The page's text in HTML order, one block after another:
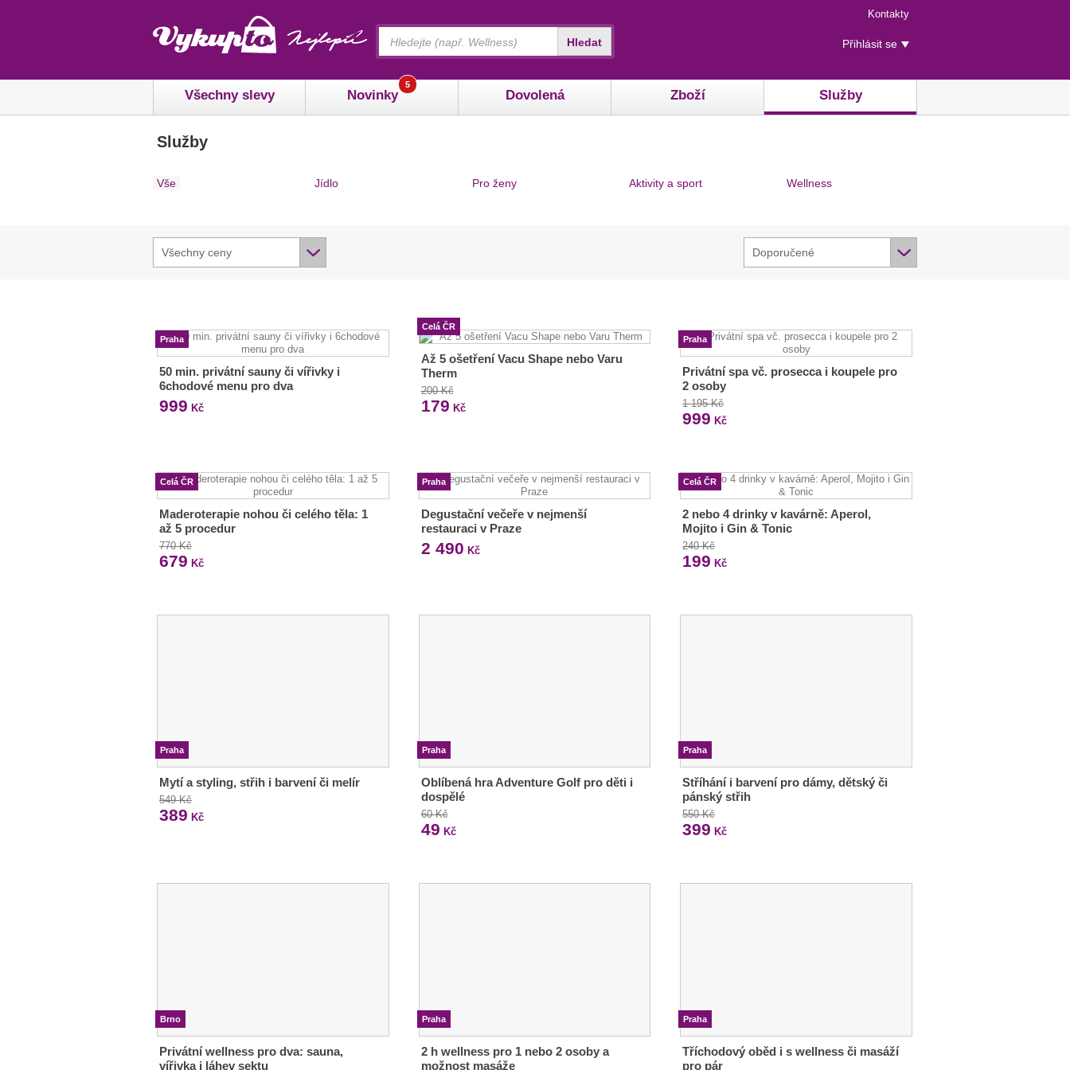
Menu
rychlého
přístupu
Kontakty
Uživatelské
menu
Přihlásit se
Všechny slevy Novinky
5
Dovolená Zboží Služby
Hledat
Služby
Vše Jídlo Pro ženy Aktivity a sport Wellness
Všechny ceny Doporučené
Praha
50 min. privátní sauny či vířivky i
6chodové menu pro dva
999 Kč
Celá ČR
Až 5 ošetření Vacu Shape nebo Varu
Therm
200 Kč
179 Kč
Praha
Privátní spa vč. prosecca i koupele pro
2 osoby
1 195 Kč
999 Kč
Celá ČR
Maderoterapie nohou či celého těla: 1
až 5 procedur
770 Kč
679 Kč
Praha
Degustační večeře v nejmenší
restauraci v Praze
2 490 Kč
Celá ČR
2 nebo 4 drinky v kavárně: Aperol,
Mojito i Gin & Tonic
240 Kč
199 Kč
Praha
Mytí a styling, střih i barvení či melír
549 Kč
389 Kč
Praha
Oblíbená hra Adventure Golf pro děti i
dospělé
60 Kč
49 Kč
Praha
Stříhání i barvení pro dámy, dětský či
pánský střih
550 Kč
399 Kč
Brno
Privátní wellness pro dva: sauna,
vířivka i láhev sektu
Praha
2 h wellness pro 1 nebo 2 osoby a
možnost masáže
Praha
Tříchodový oběd i s wellness či masáží
pro pár